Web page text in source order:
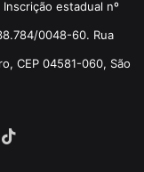
estadual nº
0048-60. Rua
CEP 04581-060, São